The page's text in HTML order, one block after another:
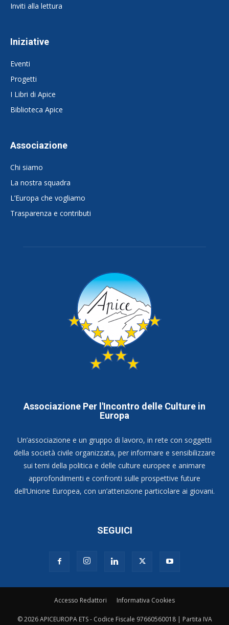
Inviti alla lettura
Iniziative
Eventi
Progetti
I Libri di Apice
Biblioteca Apice
Associazione
Chi siamo
La nostra squadra
L’Europa che vogliamo
Trasparenza e contributi
Associazione Per l'Incontro delle Culture in
Europa
Un’associazione e un gruppo di lavoro, in rete con soggetti
della società civile organizzata, per informare e sensibilizzare
sui temi della politica e delle culture europee e animare
approfondimenti e confronti sulle prospettive future
dell’Unione Europea, con un’attenzione particolare ai giovani.
SEGUICI
Accesso Redattori Informativa Cookies
© 2026 APICEUROPA ETS - Codice Fiscale 97660560018 | Partita IVA